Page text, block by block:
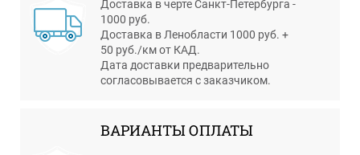
Доставка в черте Санкт-Петербурга -
1000 руб.
Доставка в Ленобласти 1000 руб. +
50 руб./км от КАД.
Дата доставки предварительно
согласовывается с заказчиком.
ВАРИАНТЫ ОПЛАТЫ